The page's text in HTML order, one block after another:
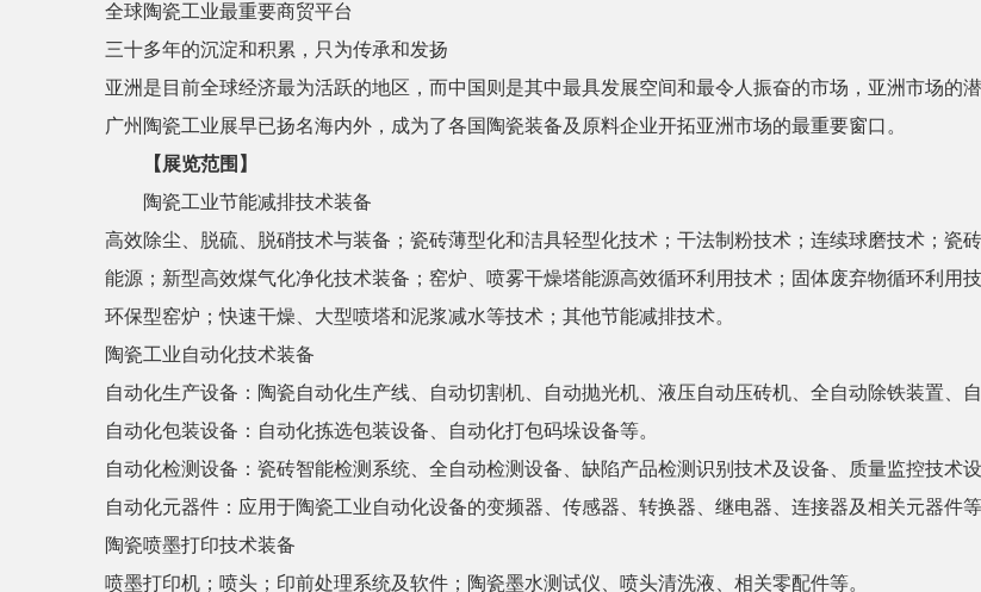
全球陶瓷工业最重要商贸平台
三十多年的沉淀和积累，只为传承和发扬
亚洲是目前全球经济最为活跃的地区，而中国则是其中最具发展空间和最令人振奋的市场，亚洲市场的
广州陶瓷工业展早已扬名海内外，成为了各国陶瓷装备及原料企业开拓亚洲市场的最重要窗口。
【展览范围】
陶瓷工业节能减排技术装备
高效除尘、脱硫、脱硝技术与装备；瓷砖薄型化和洁具轻型化技术；干法制粉技术；连续球磨技术；瓷
能源；新型高效煤气化净化技术装备；窑炉、喷雾干燥塔能源高效循环利用技术；固体废弃物循环利用
环保型窑炉；快速干燥、大型喷塔和泥浆减水等技术；其他节能减排技术。
陶瓷工业自动化技术装备
自动化生产设备：陶瓷自动化生产线、自动切割机、自动抛光机、液压自动压砖机、全自动除铁装置、
自动化包装设备：自动化拣选包装设备、自动化打包码垛设备等。
自动化检测设备：瓷砖智能检测系统、全自动检测设备、缺陷产品检测识别技术及设备、质量监控技术
自动化元器件：应用于陶瓷工业自动化设备的变频器、传感器、转换器、继电器、连接器及相关元器件等
陶瓷喷墨打印技术装备
喷墨打印机；喷头；印前处理系统及软件；陶瓷墨水测试仪、喷头清洗液、相关零配件等。